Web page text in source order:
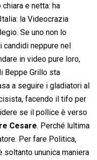
e netta: ha
la Videocrazia
Se uno non lo
neppure nel
in video pure loro,
Beppe Grillo sta
a seguire i gladiatori al
facendo il tifo per
se il pollice è verso
Cesare. Perché lultima
Per fare Politica,
ununica maniera